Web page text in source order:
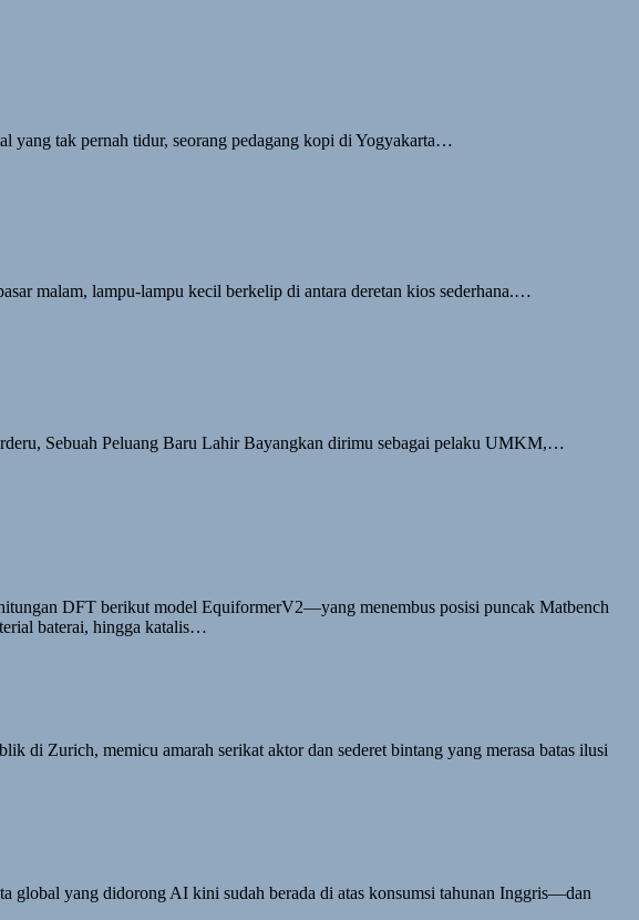
tak pernah tidur, seorang pedagang kopi di Yogyakarta…
malam, lampu-lampu kecil berkelip di antara deretan kios sederhana.…
Sebuah Peluang Baru Lahir Bayangkan dirimu sebagai pelaku UMKM,…
DFT berikut model EquiformerV2—yang menembus posisi puncak Matbench
baterai, hingga katalis…
Zurich, memicu amarah serikat aktor dan sederet bintang yang merasa batas ilusi
global yang didorong AI kini sudah berada di atas konsumsi tahunan Inggris—dan